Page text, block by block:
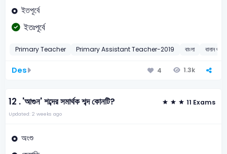
ইতপূর্বে
ইতঃপূর্বে
Primary Teacher Primary Assistant Teacher-2019 বাংলা বানান
Des 4 1.3k
12 .'আগুন' শব্দের সমার্থক শব্দ কোনটি? 11 Exams
Updated: 2 weeks ago
অংশু